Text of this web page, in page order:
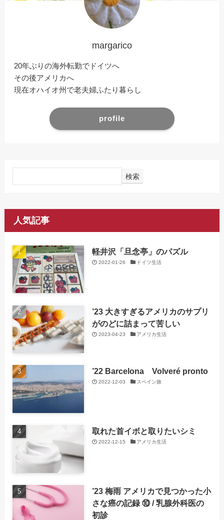
margarico
20年ぶりの海外転勤でドイツへ
その後アメリカへ
現在オハイオ州で老夫婦ふたり暮らし
profile
検索
人気記事
軽井沢「旦念亭」のパズル
2022-01-26 ドイツ生活
’23 大きすぎるアメリカのサプリ
がのどに詰まって苦しい
2023-04-23 アメリカ生活
’22 Barcelona Volveré pronto
2022-12-03 スペイン旅
取れた首イボと取りたいシミ
2022-12-15 アメリカ生活
’23 梅雨 アメリカで見つかった小
さな癌の記録 ⑩ / 乳腺外科医の
初診